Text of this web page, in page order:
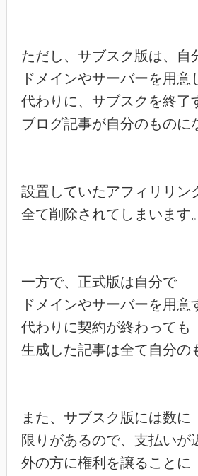
ただし、サブスク版は、自
ドメインやサーバーを用意
代わりに、サブスクを終了
ブログ記事が自分のものに
設置していたアフィリリン
全て削除されてしまいます。
一方で、正式版は自分で
ドメインやサーバーを用意
代わりに契約が終わっても
生成した記事は全て自分の
また、サブスク版には数に
限りがあるので、支払いが
外の方に権利を譲ることに